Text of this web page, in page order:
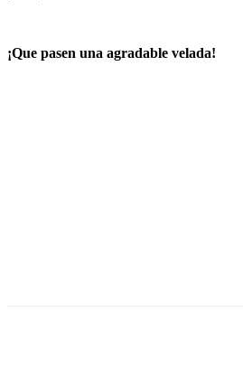
¡Que pasen una agradable velada!